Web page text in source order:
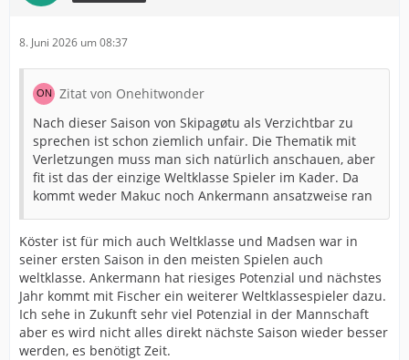
orientieren können ? Geht er mit Körpersprache/
mag in kleineren Vereinen funktionieren, aber nicht
über eine Saison hinweg bei einem Spitzenverein mit
allerhöchsten Ansprüchen.
Unterm Strich kann er Kiel natürlich punktuell helfen, er
ist aber weit von einem Anführer entfernt, um den ich
eine Mannschaft aufbauen würde.
8. Juni 2026 um 08:37
Zitat von Onehitwonder
Nach dieser Saison von Skipagøtu als Verzichtbar zu
sprechen ist schon ziemlich unfair. Die Thematik mit
Verletzungen muss man sich natürlich anschauen, aber
fit ist das der einzige Weltklasse Spieler im Kader. Da
kommt weder Makuc noch Ankermann ansatzweise ran
Köster ist für mich auch Weltklasse und Madsen war in
seiner ersten Saison in den meisten Spielen auch
weltklasse. Ankermann hat riesiges Potenzial und nächstes
Jahr kommt mit Fischer ein weiterer Weltklassespieler dazu.
Ich sehe in Zukunft sehr viel Potenzial in der Mannschaft
aber es wird nicht alles direkt nächste Saison wieder besser
werden, es benötigt Zeit.